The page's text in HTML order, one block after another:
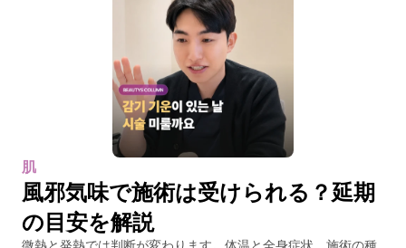
肌
風邪気味で施術は受けられる？延期
の目安を解説